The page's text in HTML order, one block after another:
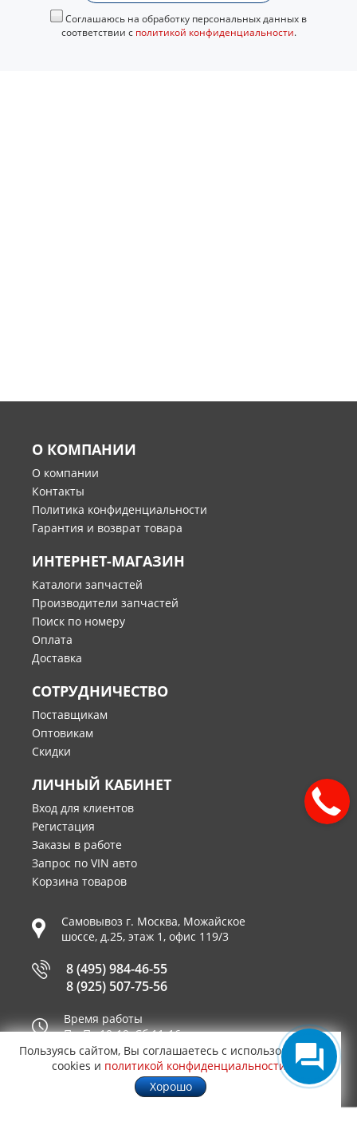
Соглашаюсь на обработку персональных данных в
соответствии с политикой конфиденциальности.
О КОМПАНИИ
О компании
Контакты
Политика конфиденциальности
Гарантия и возврат товара
ИНТЕРНЕТ-МАГАЗИН
Каталоги запчастей
Производители запчастей
Поиск по номеру
Оплата
Доставка
СОТРУДНИЧЕСТВО
Поставщикам
Оптовикам
Скидки
ЛИЧНЫЙ КАБИНЕТ
Вход для клиентов
Регистация
Заказы в работе
Запрос по VIN авто
Корзина товаров
Самовывоз г. Москва, Можайское
шоссе, д.25, этаж 1, офис 119/3
8 (495) 984-46-55
8 (925) 507-75-56
Время работы
Пн-Пт 10-19, Сб 11-16
Принимаем к оплате
Пользуясь сайтом, Вы соглашаетесь с использованием
cookies и политикой конфиденциальности
Хорошо